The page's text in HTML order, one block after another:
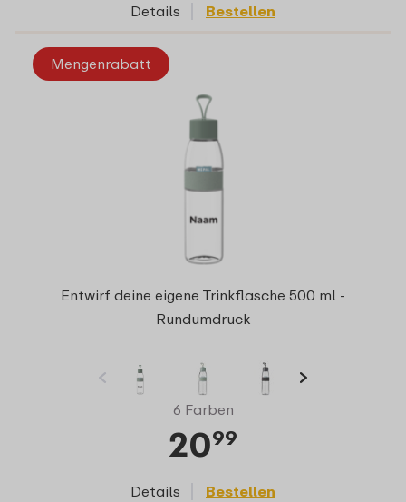
Details Bestellen
Mengenrabatt
Entwirf deine eigene Trinkflasche 500 ml -
Rundumdruck
6 Farben
2099
Details Bestellen